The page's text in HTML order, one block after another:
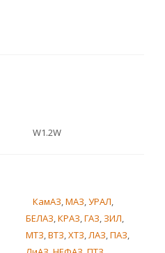
W1.2W
КамАЗ,МАЗ,УРАЛ,
БЕЛАЗ,КРАЗ,ГАЗ, ЗИЛ,
МТЗ,ВТЗ,ХТЗ,ЛАЗ,ПАЗ,